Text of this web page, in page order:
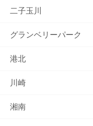
二子玉川
グランベリーパーク
港北
川崎
湘南